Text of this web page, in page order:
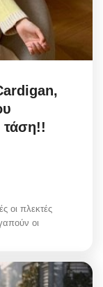
τάση!!
οι πλεκτές
οι